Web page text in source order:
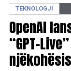
TEKNOLOGJI
OpenAI
“GPT-